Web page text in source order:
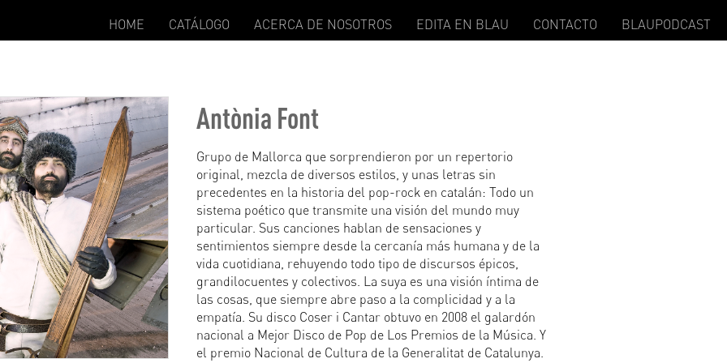
HOME CATÁLOGO ACERCA DE NOSOTROS EDITA EN BLAU CONTACTO BLAUPODCAST
Antònia Font
Grupo de Mallorca que sorprendieron por un repertorio
original, mezcla de diversos estilos, y unas letras sin
precedentes en la historia del pop-rock en catalán: Todo un
sistema poético que transmite una visión del mundo muy
particular. Sus canciones hablan de sensaciones y
sentimientos siempre desde la cercanía más humana y de la
vida cuotidiana, rehuyendo todo tipo de discursos épicos,
grandilocuentes y colectivos. La suya es una visión íntima de
las cosas, que siempre abre paso a la complicidad y a la
empatía. Su disco Coser i Cantar obtuvo en 2008 el galardón
nacional a Mejor Disco de Pop de Los Premios de la Música. Y
el premio Nacional de Cultura de la Generalitat de Catalunya.